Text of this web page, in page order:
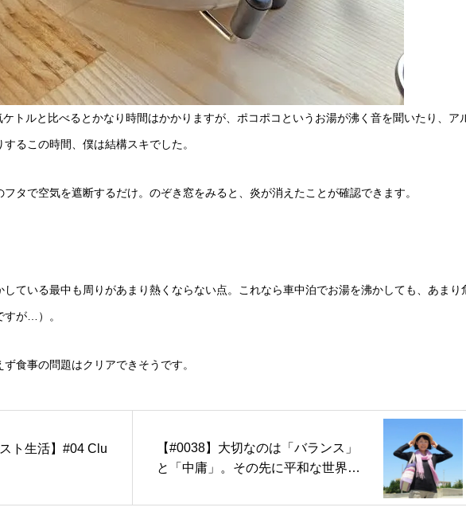
トルと比べるとかなり時間はかかりますが、ポコポコというお湯が沸く音を聞いたり、ア
るこの時間、僕は結構スキでした。
タで空気を遮断するだけ。のぞき窓をみると、炎が消えたことが確認できます。
ている最中も周りがあまり熱くならない点。これなら車中泊でお湯を沸かしても、あまり
すが…）。
食事の問題はクリアできそうです。
ト生活】#04 Clu
【#0038】大切なのは「バランス」
と「中庸」。その先に平和な世界が